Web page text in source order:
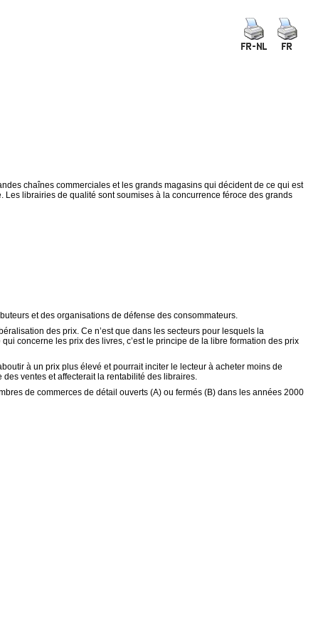
chaînes commerciales et les grands magasins qui décident de ce qui est
librairies de qualité sont soumises à la concurrence féroce des grands
et des organisations de défense des consommateurs.
des prix. Ce n’est que dans les secteurs pour lesquels la
concerne les prix des livres, c’est le principe de la libre formation des prix
à un prix plus élevé et pourrait inciter le lecteur à acheter moins de
ventes et affecterait la rentabilité des libraires.
de commerces de détail ouverts (A) ou fermés (B) dans les années 2000